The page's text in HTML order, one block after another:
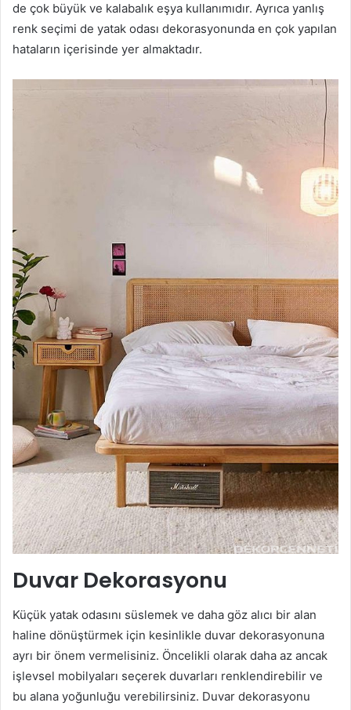
de çok büyük ve kalabalık eşya kullanımıdır. Ayrıca yanlış
renk seçimi de yatak odası dekorasyonunda en çok yapılan
hataların içerisinde yer almaktadır.
Duvar Dekorasyonu
Küçük yatak odasını süslemek ve daha göz alıcı bir alan
haline dönüştürmek için kesinlikle duvar dekorasyonuna
ayrı bir önem vermelisiniz. Öncelikli olarak daha az ancak
işlevsel mobilyaları seçerek duvarları renklendirebilir ve
bu alana yoğunluğu verebilirsiniz. Duvar dekorasyonu